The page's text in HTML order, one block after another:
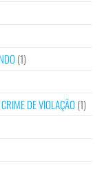
(1)
DE VIOLAÇÃO (1)